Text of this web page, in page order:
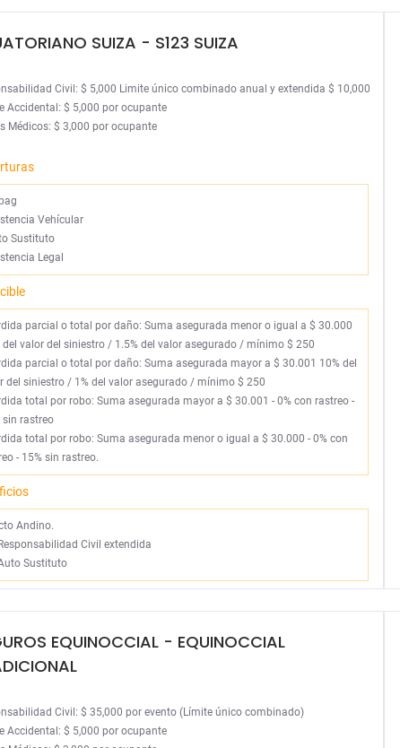
SUIZA - S123 SUIZA
Civil: $ 5,000 Limite único combinado anual y extendida $ 10,000
Accidental: $ 5,000 por ocupante
Médicos: $ 3,000 por ocupante
Vehícular
Sustituto
Legal
parcial o total por daño: Suma asegurada menor o igual a $ 30.000
del valor del siniestro / 1.5% del valor asegurado / mínimo $ 250
parcial o total por daño: Suma asegurada mayor a $ 30.001 10% del
del siniestro / 1% del valor asegurado / mínimo $ 250
total por robo: Suma asegurada mayor a $ 30.001 - 0% con rastreo -
sin rastreo
total por robo: Suma asegurada menor o igual a $ 30.000 - 0% con
- 15% sin rastreo.
Andino.
Responsabilidad Civil extendida
Sustituto
EQUINOCCIAL - EQUINOCCIAL
Civil: $ 35,000 por evento (Límite único combinado)
Accidental: $ 5,000 por ocupante